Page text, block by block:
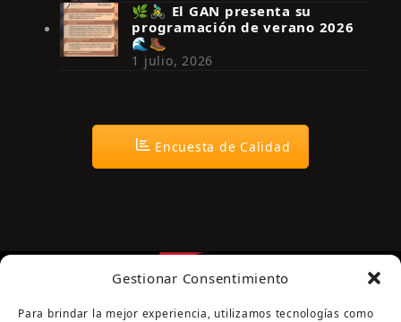
Gestionar Consentimiento
Para brindar la mejor experiencia, utilizamos tecnologías como
🌿🚴‍♂️ El GAN presenta su
programación de verano 2026
🌊🥾
1 julio, 2026
Encuesta de Calidad